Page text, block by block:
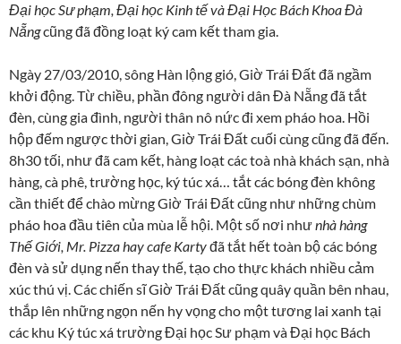
Đại học Sư phạm, Đại học Kinh tế và Đại Học Bách Khoa Đà
Nẵngcũng đã đồng loạt ký cam kết tham gia.
Ngày 27/03/2010, sông Hàn lộng gió, Giờ Trái Đất đã ngầm
khởi động. Từ chiều, phần đông người dân Đà Nẵng đã tắt
đèn, cùng gia đình, người thân nô nức đi xem pháo hoa. Hồi
hộp đếm ngược thời gian, Giờ Trái Đất cuối cùng cũng đã đến.
8h30 tối, như đã cam kết, hàng loạt các toà nhà khách sạn, nhà
hàng, cà phê, trường học, ký túc xá… tắt các bóng đèn không
cần thiết để chào mừng Giờ Trái Đất cũng như những chùm
pháo hoa đầu tiên của mùa lễ hội. Một số nơi nhưnhà hàng
Thế Giới, Mr. Pizza hay cafe Kartyđã tắt hết toàn bộ các bóng
đèn và sử dụng nến thay thế, tạo cho thực khách nhiều cảm
xúc thú vị. Các chiến sĩ Giờ Trái Đất cũng quây quần bên nhau,
thắp lên những ngọn nến hy vọng cho một tương lai xanh tại
các khu Ký túc xá trường Đại học Sư phạm và Đại học Bách